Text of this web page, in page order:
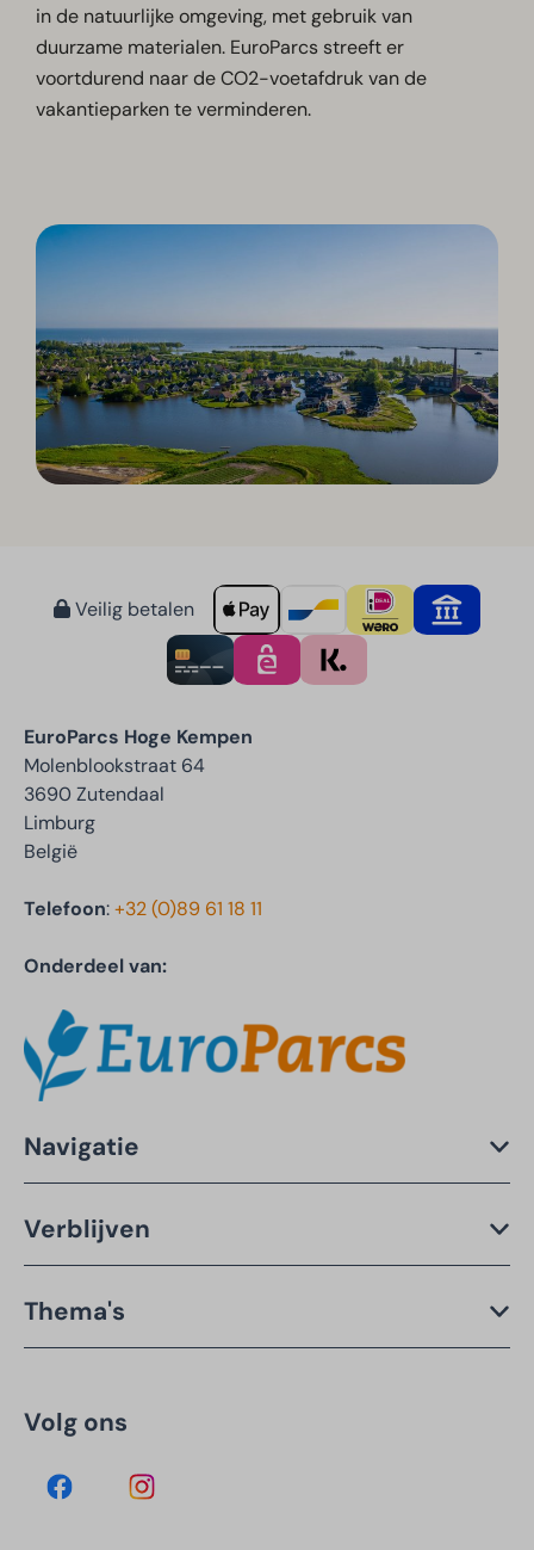
in de natuurlijke omgeving, met gebruik van
duurzame materialen. EuroParcs streeft er
voortdurend naar de CO2-voetafdruk van de
vakantieparken te verminderen.
Veilig betalen
EuroParcs Hoge Kempen
Molenblookstraat 64
3690 Zutendaal
Limburg
België
Telefoon:+32 (0)89 61 18 11
Onderdeel van:
Navigatie
Verblijven
Thema's
Volg ons